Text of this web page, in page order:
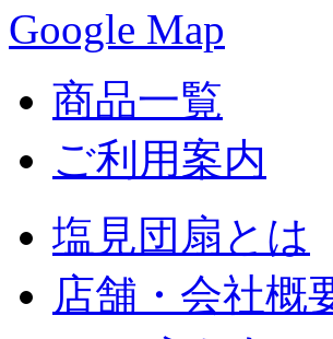
Google Map
商品一覧
ご利用案内
塩見団扇とは
店舗・会社概